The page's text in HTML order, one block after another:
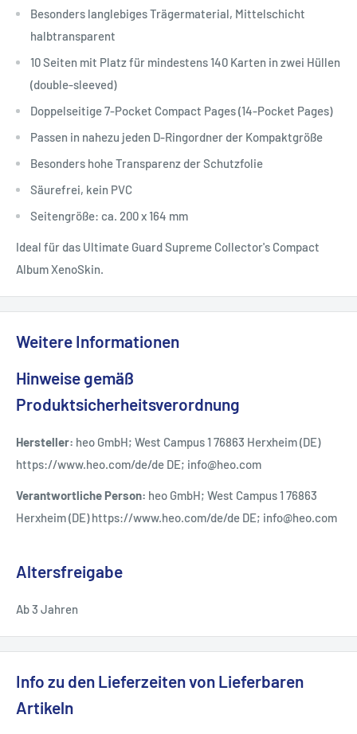
Besonders langlebiges Trägermaterial, Mittelschicht
halbtransparent
10 Seiten mit Platz für mindestens 140 Karten in zwei Hüllen
(double-sleeved)
Doppelseitige 7-Pocket Compact Pages (14-Pocket Pages)
Passen in nahezu jeden D-Ringordner der Kompaktgröße
Besonders hohe Transparenz der Schutzfolie
Säurefrei, kein PVC
Seitengröße: ca. 200 x 164 mm
Ideal für das Ultimate Guard Supreme Collector's Compact
Album XenoSkin.
Weitere Informationen
Hinweise gemäß
Produktsicherheitsverordnung
Hersteller: heo GmbH; West Campus 1 76863 Herxheim (DE)
https://www.heo.com/de/de DE; info@heo.com
Verantwortliche Person: heo GmbH; West Campus 1 76863
Herxheim (DE) https://www.heo.com/de/de DE; info@heo.com
Altersfreigabe
Ab 3 Jahren
Info zu den Lieferzeiten von Lieferbaren
Artikeln